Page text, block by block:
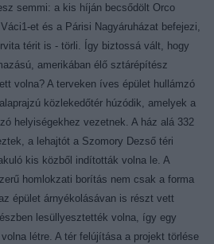
semmi: a kis híján becsődölt Orco
et és a Párisi Nagyáruházat befejezi,
térit is - törli. Így biztossá vált, hogy
amerikában élő sztárépítész
volna? A terveken íves épület hullámzó
közlekedőtér húzódik, amelyek a
helyiségekhez vezetnek. A ház alá 332
a lehajtót a Szomory Dezső téri
kis közből indították volna le. A
homlokzati borítás nem csak a forma
épület árnyékolásávan is részt vett
lesüllyesztették volna, így egy
létre. A tér felújítása a projekt törlése